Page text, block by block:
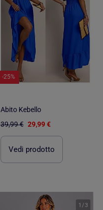
-25%
Abito Kebello
39,99 € 29,99 €
Vedi prodotto
1 /3